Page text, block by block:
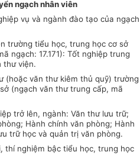
ngạch nhân viên
vụ và ngành đào tạo của ngạch
trường tiểu học, trung học cơ sở
ngạch: 17.171): Tốt nghiệp trung
thư viện.
(hoặc văn thư kiêm thủ quỹ) trường
(ngạch văn thư trung cấp, mã
trở lên, ngành: Văn thư lưu trữ;
Hành chính văn phòng; Hành
trữ học và quản trị văn phòng.
thí nghiệm bậc tiểu học, trung học